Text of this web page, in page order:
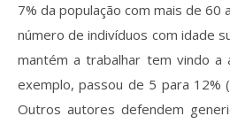
7% da população com mais de 60
número de indivíduos com idade
mantém a trabalhar tem vindo a
exemplo, passou de 5 para 12%
Outros autores defendem